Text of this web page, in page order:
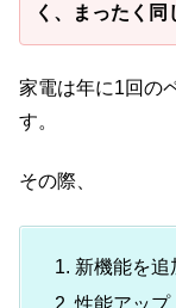
く、まったく同
家電は年に1回の
す。
その際、
新機能を追